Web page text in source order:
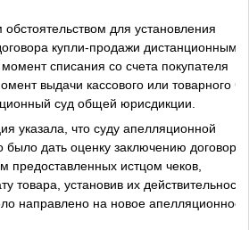
для установления
купли-продажи дистанционным
списания со счета покупателя
выдачи кассового или товарного
суд общей юрисдикции.
указала, что суду апелляционной
было дать оценку заключению договоров
предоставленных истцом чеков,
товара, установив их действительность
направлено на новое апелляционное